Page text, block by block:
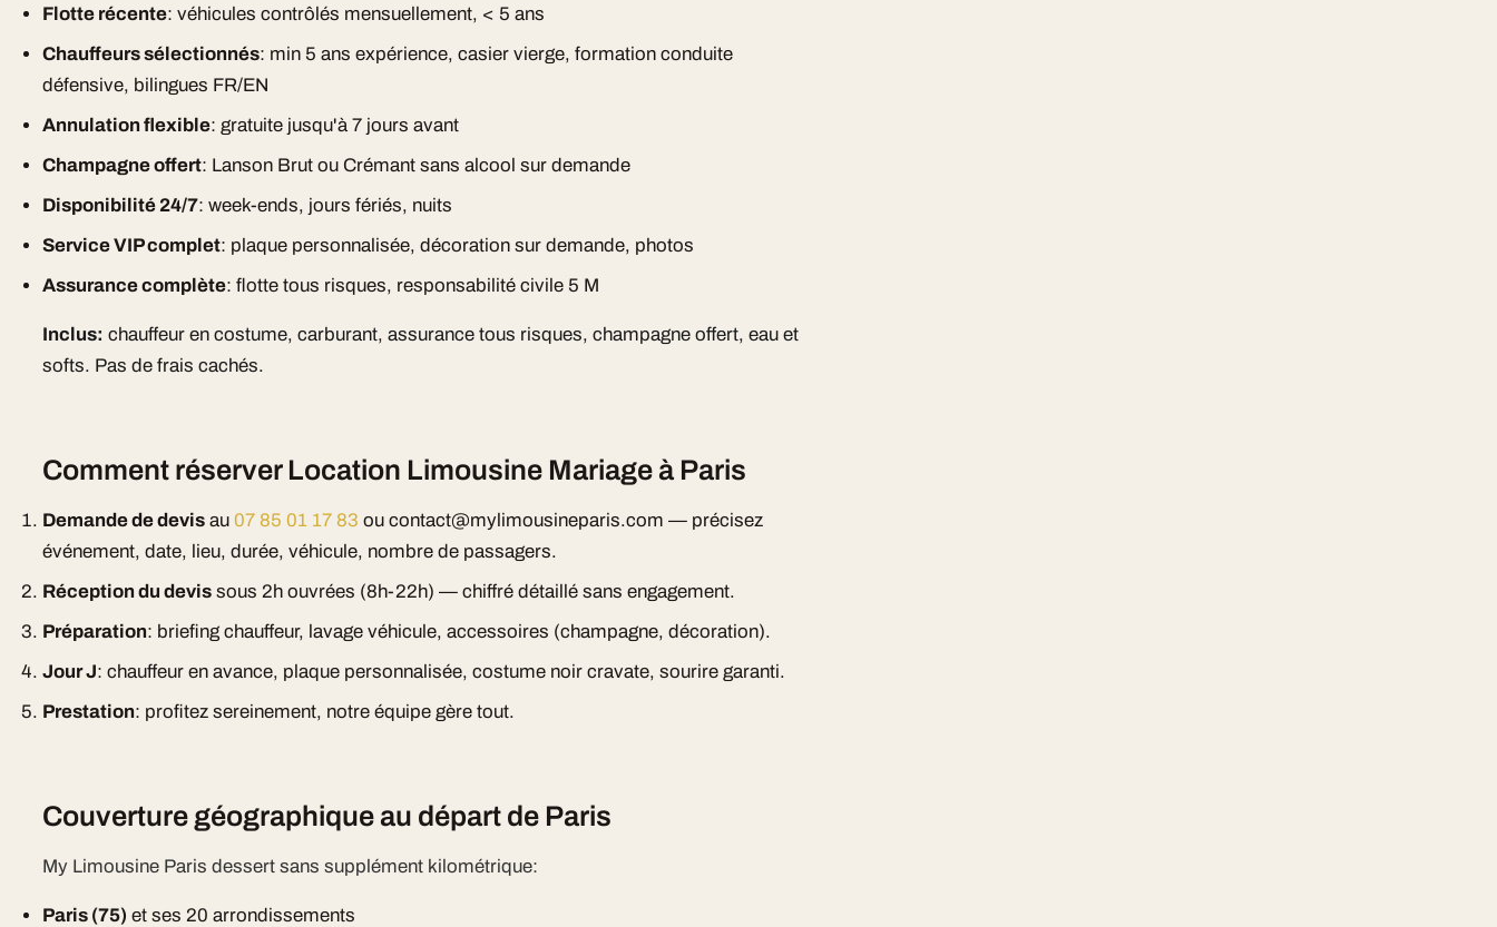
Flotte récente: véhicules contrôlés mensuellement, < 5 ans
Chauffeurs sélectionnés: min 5 ans expérience, casier vierge, formation conduite
défensive, bilingues FR/EN
Annulation flexible: gratuite jusqu'à 7 jours avant
Champagne offert: Lanson Brut ou Crémant sans alcool sur demande
Disponibilité 24/7: week-ends, jours fériés, nuits
Service VIP complet: plaque personnalisée, décoration sur demande, photos
Assurance complète: flotte tous risques, responsabilité civile 5 M
Inclus: chauffeur en costume, carburant, assurance tous risques, champagne offert, eau et
softs. Pas de frais cachés.
Comment réserver Location Limousine Mariage à Paris
Demande de devis au07 85 01 17 83 ou contact@mylimousineparis.com — précisez
événement, date, lieu, durée, véhicule, nombre de passagers.
Réception du devis sous 2h ouvrées (8h-22h) — chiffré détaillé sans engagement.
Préparation: briefing chauffeur, lavage véhicule, accessoires (champagne, décoration).
Jour J: chauffeur en avance, plaque personnalisée, costume noir cravate, sourire garanti.
Prestation: profitez sereinement, notre équipe gère tout.
Couverture géographique au départ de Paris
My Limousine Paris dessert sans supplément kilométrique:
Paris (75) et ses 20 arrondissements